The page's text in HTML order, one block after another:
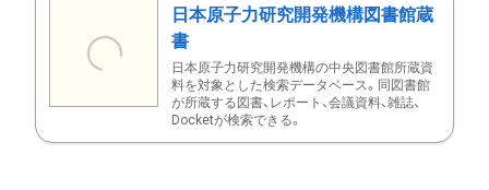
日本原子力研究開発機構図書館蔵
書
日本原子力研究開発機構の中央図書館所蔵資
料を対象とした検索データベース。同図書館
が所蔵する図書、レポート、会議資料、雑誌、
Docketが検索できる。